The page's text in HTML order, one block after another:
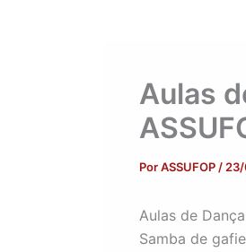
Aulas
PorASSUFOP /
Aulas de
Samba de